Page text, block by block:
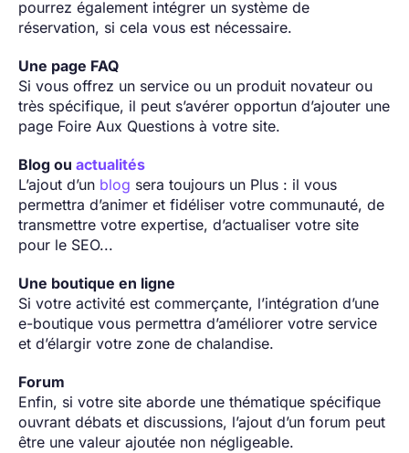
pourrez également intégrer un système de
réservation, si cela vous est nécessaire.
Une page FAQ
Si vous offrez un service ou un produit novateur ou
très spécifique, il peut s’avérer opportun d’ajouter une
page Foire Aux Questions à votre site.
Blog ou actualités
L’ajout d’un blog sera toujours un Plus : il vous
permettra d’animer et fidéliser votre communauté, de
transmettre votre expertise, d’actualiser votre site
pour le SEO...
Une boutique en ligne
Si votre activité est commerçante, l’intégration d’une
e-boutique vous permettra d’améliorer votre service
et d’élargir votre zone de chalandise.
Forum
Enfin, si votre site aborde une thématique spécifique
ouvrant débats et discussions, l’ajout d’un forum peut
être une valeur ajoutée non négligeable.